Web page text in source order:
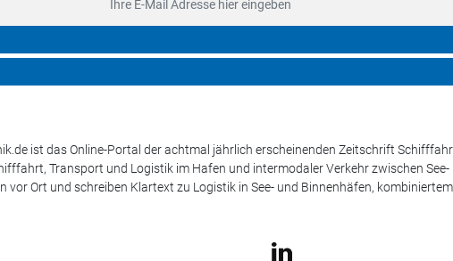
ist das Online-Portal der achtmal jährlich erscheinenden Zeitschrift
Transport und Logistik im Hafen und intermodaler Verkehr zwischen
vor Ort und schreiben Klartext zu Logistik in See- und Binnenhäfen,